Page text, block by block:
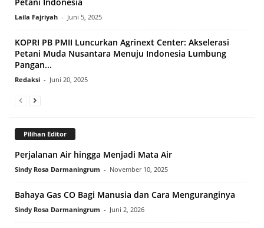
Laila Fajriyah - Juni 5, 2025
KOPRI PB PMII Luncurkan Agrinext Center: Akselerasi
Petani Muda Nusantara Menuju Indonesia Lumbung
Pangan...
Redaksi - Juni 20, 2025
Pilihan Editor
Perjalanan Air hingga Menjadi Mata Air
Sindy Rosa Darmaningrum - November 10, 2025
Bahaya Gas CO Bagi Manusia dan Cara Menguranginya
Sindy Rosa Darmaningrum - Juni 2, 2026